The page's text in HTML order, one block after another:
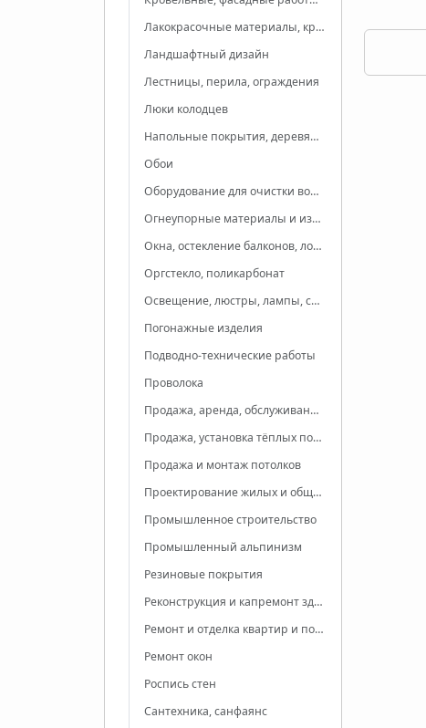
Лакокрасочные материалы, краски
Ландшафтный дизайн
Лестницы, перила, ограждения
Люки колодцев
Напольные покрытия, деревянные полы, комплектующие
Обои
Оборудование для очистки воды
Огнеупорные материалы и изделия
Окна, остекление балконов, лоджий
Оргстекло, поликарбонат
Освещение, люстры, лампы, светильники
Погонажные изделия
Подводно-технические работы
Проволока
Продажа, аренда, обслуживание биотуалетов
Продажа, установка тёплых полов
Продажа и монтаж потолков
Проектирование жилых и общественных зданий
Промышленное строительство
Промышленный альпинизм
Резиновые покрытия
Реконструкция и капремонт зданий
Ремонт и отделка квартир и помещений
Ремонт окон
Роспись стен
Сантехника, санфаянс